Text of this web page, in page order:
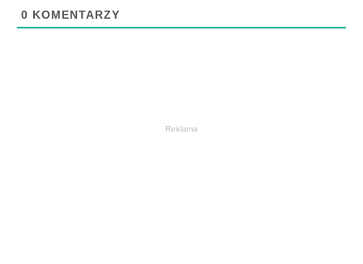
0 KOMENTARZY
Reklama